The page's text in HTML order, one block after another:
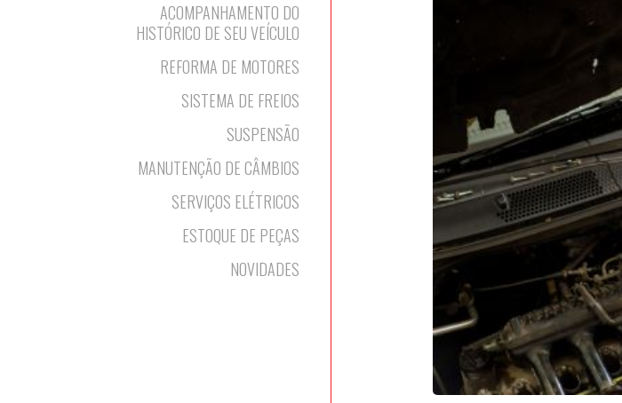
ACOMPANHAMENTO DO
HISTÓRICO DE SEU VEÍCULO
REFORMA DE MOTORES
SISTEMA DE FREIOS
SUSPENSÃO
MANUTENÇÃO DE CÂMBIOS
SERVIÇOS ELÉTRICOS
ESTOQUE DE PEÇAS
NOVIDADES